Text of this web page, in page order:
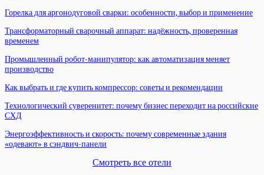
Горелка для аргонодуговой сварки: особенности, выбор и применение
Трансформаторный сварочный аппарат: надёжность, проверенная
временем
Промышленный робот-манипулятор: как автоматизация меняет
производство
Как выбрать и где купить компрессор: советы и рекомендации
Технологический суверенитет: почему бизнес переходит на российские
СХД
Энергоэффективность и скорость: почему современные здания
«одевают» в сэндвич-панели
Смотреть все отели